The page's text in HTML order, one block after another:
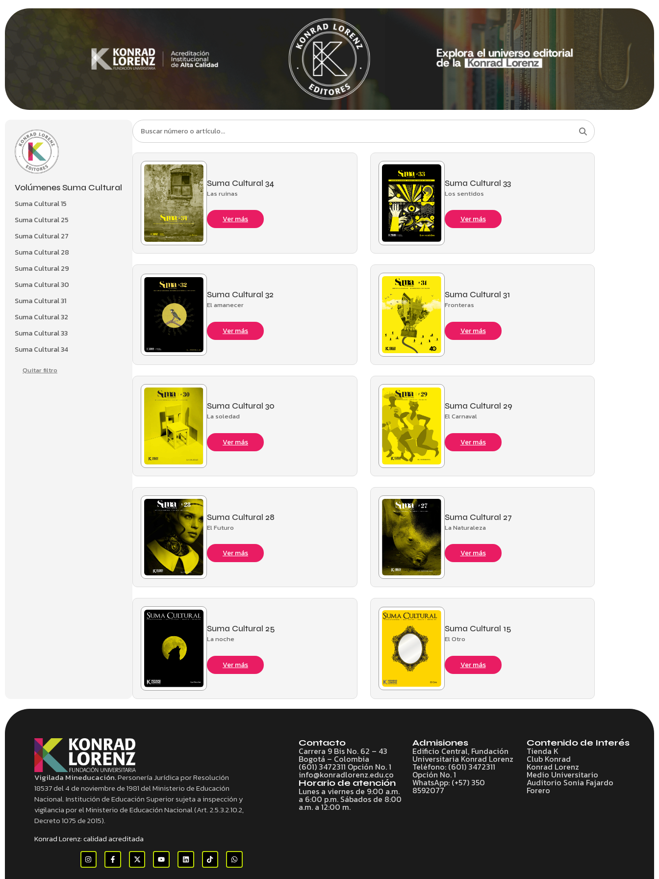
Volúmenes Suma Cultural
Suma Cultural 15
Suma Cultural 25
Suma Cultural 27
Suma Cultural 28
Suma Cultural 29
Suma Cultural 30
Suma Cultural 31
Suma Cultural 32
Suma Cultural 33
Suma Cultural 34
Quitar filtro
Suma Cultural 34
Las ruinas
Ver más
Suma Cultural 33
Los sentidos
Ver más
Suma Cultural 32
El amanecer
Ver más
Suma Cultural 31
Fronteras
Ver más
Suma Cultural 30
La soledad
Ver más
Suma Cultural 29
El Carnaval
Ver más
Suma Cultural 28
El Futuro
Ver más
Suma Cultural 27
La Naturaleza
Ver más
Suma Cultural 25
La noche
Ver más
Suma Cultural 15
El Otro
Ver más
Vigilada Mineducación.Personería Jurídica por Resolución
18537 del 4 de noviembre de 1981 del Ministerio de Educación
Nacional. Institución de Educación Superior sujeta a inspección y
vigilancia por el Ministerio de Educación Nacional (Art. 2.5.3.2.10.2,
Decreto 1075 de 2015).
Konrad Lorenz: calidad acreditada
Contacto
Carrera 9 Bis No. 62 – 43
Bogotá – Colombia
(601) 3472311 Opción No. 1
info@konradlorenz.edu.co
Horario de atención
Lunes a viernes de 9:00 a.m.
a 6:00 p.m. Sábados de 8:00
a.m. a 12:00 m.
Admisiones
Edificio Central, Fundación
Universitaria Konrad Lorenz
Teléfono: (601) 3472311
Opción No. 1
WhatsApp: (+57) 350
8592077
Contenido de Interés
Tienda K
Club Konrad
Konrad Lorenz
Medio Universitario
Auditorio Sonia Fajardo
Forero